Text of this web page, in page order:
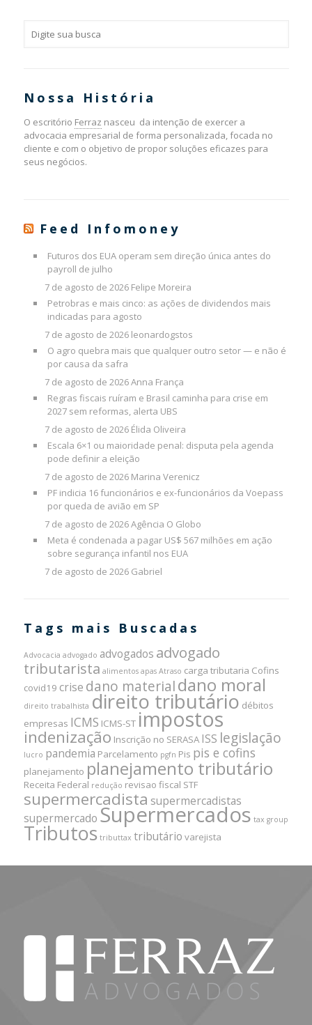
Nossa História
O escritório Ferraz nasceu da intenção de exercer a
advocacia empresarial de forma personalizada, focada no
cliente e com o objetivo de propor soluções eficazes para
seus negócios.
Feed Infomoney
Futuros dos EUA operam sem direção única antes do
payroll de julho
7 de agosto de 2026 Felipe Moreira
Petrobras e mais cinco: as ações de dividendos mais
indicadas para agosto
7 de agosto de 2026 leonardogstos
O agro quebra mais que qualquer outro setor — e não é
por causa da safra
7 de agosto de 2026Anna França
Regras fiscais ruíram e Brasil caminha para crise em
2027 sem reformas, alerta UBS
7 de agosto de 2026 Élida Oliveira
Escala 6×1 ou maioridade penal: disputa pela agenda
pode definir a eleição
7 de agosto de 2026 Marina Verenicz
PF indicia 16 funcionários e ex-funcionários da Voepass
por queda de avião em SP
7 de agosto de 2026Agência O Globo
Meta é condenada a pagar US$ 567 milhões em ação
sobre segurança infantil nos EUA
7 de agosto de 2026 Gabriel
Tags mais Buscadas
Advocacia advogado advogados advogado
tributarista alimentos apas Atraso carga tributaria Cofins
covid19 crise dano materialdano moral
direito trabalhista direito tributário débitos
empresas ICMS ICMS-ST impostos
indenização Inscrição no SERASA ISS legislação
lucro pandemia Parcelamento pgfn Pis pis e cofins
planejamento planejamento tributário
Receita Federal redução revisao fiscal STF
supermercadista supermercadistas
supermercado Supermercados tax group
Tributos tributtax tributário varejista